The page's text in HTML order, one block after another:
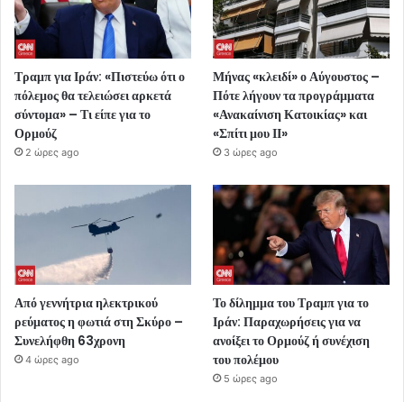
Τραμπ για Ιράν: «Πιστεύω ότι ο
πόλεμος θα τελειώσει αρκετά
σύντομα» – Τι είπε για το
Ορμούζ
2 ώρες ago
Μήνας «κλειδί» ο Αύγουστος –
Πότε λήγουν τα προγράμματα
«Ανακαίνιση Κατοικίας» και
«Σπίτι μου ΙΙ»
3 ώρες ago
Από γεννήτρια ηλεκτρικού
ρεύματος η φωτιά στη Σκύρο –
Συνελήφθη 63χρονη
4 ώρες ago
Το δίλημμα του Τραμπ για το
Ιράν: Παραχωρήσεις για να
ανοίξει το Ορμούζ ή συνέχιση
του πολέμου
5 ώρες ago